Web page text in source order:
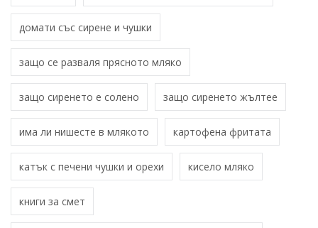
домати със сирене и чушки
защо се разваля прясното мляко
защо сиренето е солено защо сиренето жълтее
има ли нишесте в млякото картофена фритата
катък с печени чушки и орехи кисело мляко
книги за смет